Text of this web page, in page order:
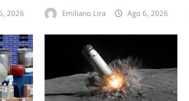
2026 Emiliano Lira Ago 6, 2026